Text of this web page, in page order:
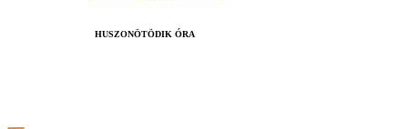
HUSZONÖTÖDIK ÓRA